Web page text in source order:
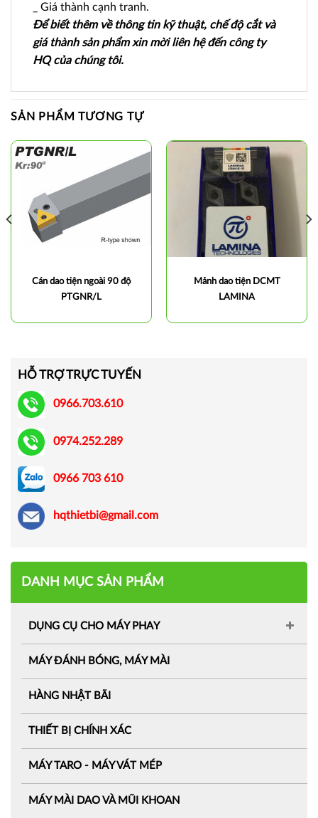
_ Giá thành cạnh tranh.
Để biết thêm về thông tin kỹ thuật, chế độ cắt và
giá thành sản phẩm xin mời liên hệ đến công ty
HQ của chúng tôi.
SẢN PHẨM TƯƠNG TỰ
Cán dao tiện ngoài 90 độ
PTGNR/L
Mảnh dao tiện DCMT
LAMINA
HỖ TRỢ TRỰC TUYẾN
0966.703.610
0974.252.289
0966 703 610
hqthietbi@gmail.com
DANH MỤC SẢN PHẨM
DỤNG CỤ CHO MÁY PHAY
MÁY ĐÁNH BÓNG, MÁY MÀI
HÀNG NHẬT BÃI
THIẾT BỊ CHÍNH XÁC
MÁY TARO - MÁY VÁT MÉP
MÁY MÀI DAO VÀ MŨI KHOAN